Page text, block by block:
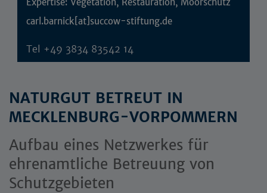
NATURGUT BETREUT IN
MECKLENBURG-VORPOMMERN
Aufbau eines Netzwerkes für
ehrenamtliche Betreuung von
Schutzgebieten
carl.barnick[at]succow-stiftung.de
Tel +49 3834 83542 14